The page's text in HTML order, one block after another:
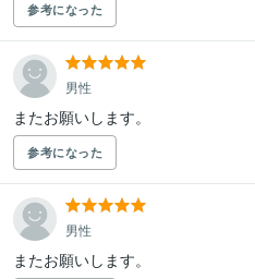
参考になった
男性
またお願いします。
参考になった
男性
またお願いします。